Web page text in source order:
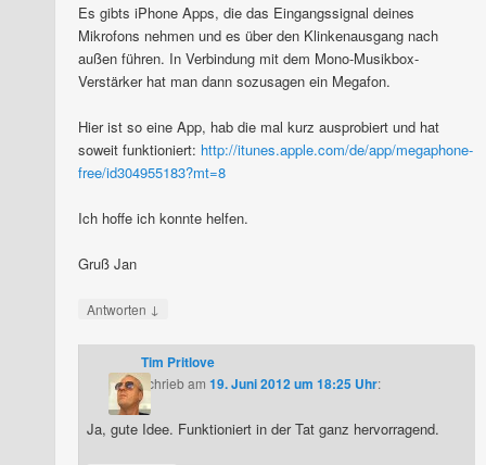
Es gibts iPhone Apps, die das Eingangssignal deines
Mikrofons nehmen und es über den Klinkenausgang nach
außen führen. In Verbindung mit dem Mono-Musikbox-
Verstärker hat man dann sozusagen ein Megafon.
Hier ist so eine App, hab die mal kurz ausprobiert und hat
soweit funktioniert: http://itunes.apple.com/de/app/megaphone-
free/id304955183?mt=8
Ich hoffe ich konnte helfen.
Gruß Jan
Antworten ↓
Tim Pritlove
schriebam 19. Juni 2012 um 18:25 Uhr:
Ja, gute Idee. Funktioniert in der Tat ganz hervorragend.